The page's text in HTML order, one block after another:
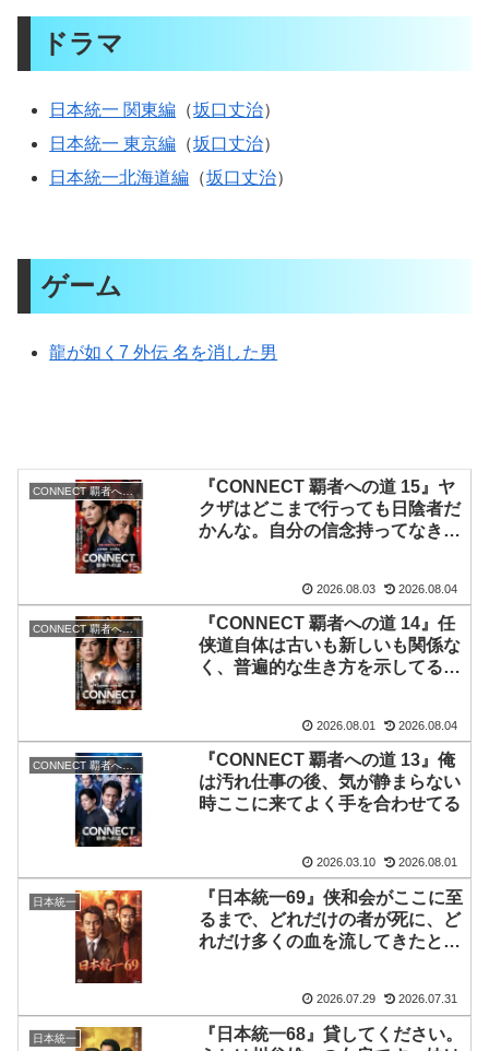
ドラマ
日本統一 関東編 （坂口丈治）
日本統一 東京編 （坂口丈治）
日本統一北海道編 （坂口丈治）
ゲーム
龍が如く7 外伝 名を消した男
CONNECT 覇者への道
『CONNECT 覇者への道 15』ヤ
クザはどこまで行っても日陰者だ
かんな。自分の信念持ってなきゃ
2026.08.03 2026.08.04
CONNECT 覇者への道
『CONNECT 覇者への道 14』任
侠道自体は古いも新しいも関係な
く、普遍的な生き方を示してるだ
2026.08.01 2026.08.04
CONNECT 覇者への道
『CONNECT 覇者への道 13』俺
は汚れ仕事の後、気が静まらない
時ここに来てよく手を合わせてる
2026.03.10 2026.08.01
日本統一
『日本統一69』侠和会がここに至
るまで、どれだけの者が死に、ど
れだけ多くの血を流してきたと思
2026.07.29 2026.07.31
日本統一
『日本統一68』貸してください。